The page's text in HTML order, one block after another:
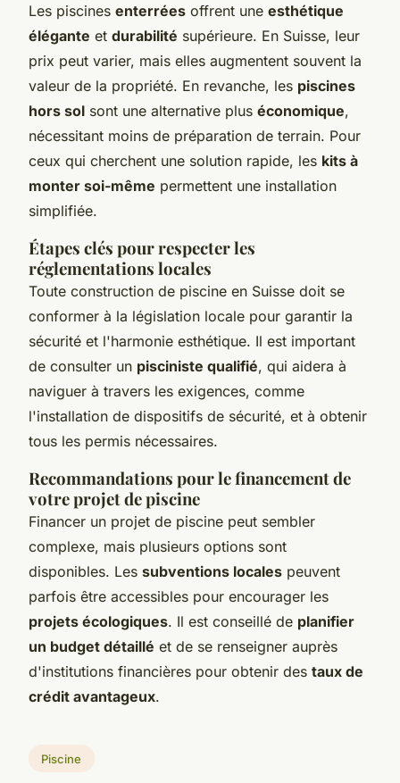
Les piscines enterrées offrent une esthétique
élégante et durabilité supérieure. En Suisse, leur
prix peut varier, mais elles augmentent souvent la
valeur de la propriété. En revanche, les piscines
hors sol sont une alternative plus économique,
nécessitant moins de préparation de terrain. Pour
ceux qui cherchent une solution rapide, les kits à
monter soi-même permettent une installation
simplifiée.
Étapes clés pour respecter les
réglementations locales
Toute construction de piscine en Suisse doit se
conformer à la législation locale pour garantir la
sécurité et l'harmonie esthétique. Il est important
de consulter un pisciniste qualifié, qui aidera à
naviguer à travers les exigences, comme
l'installation de dispositifs de sécurité, et à obtenir
tous les permis nécessaires.
Recommandations pour le financement de
votre projet de piscine
Financer un projet de piscine peut sembler
complexe, mais plusieurs options sont
disponibles. Les subventions locales peuvent
parfois être accessibles pour encourager les
projets écologiques. Il est conseillé de planifier
un budget détaillé et de se renseigner auprès
d'institutions financières pour obtenir des taux de
crédit avantageux.
Piscine